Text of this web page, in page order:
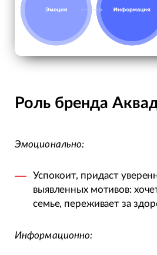
Роль бренда
Эмоционально:
Успокоит, придаст
выявленных мотивов:
семье, переживает за
Информационно: